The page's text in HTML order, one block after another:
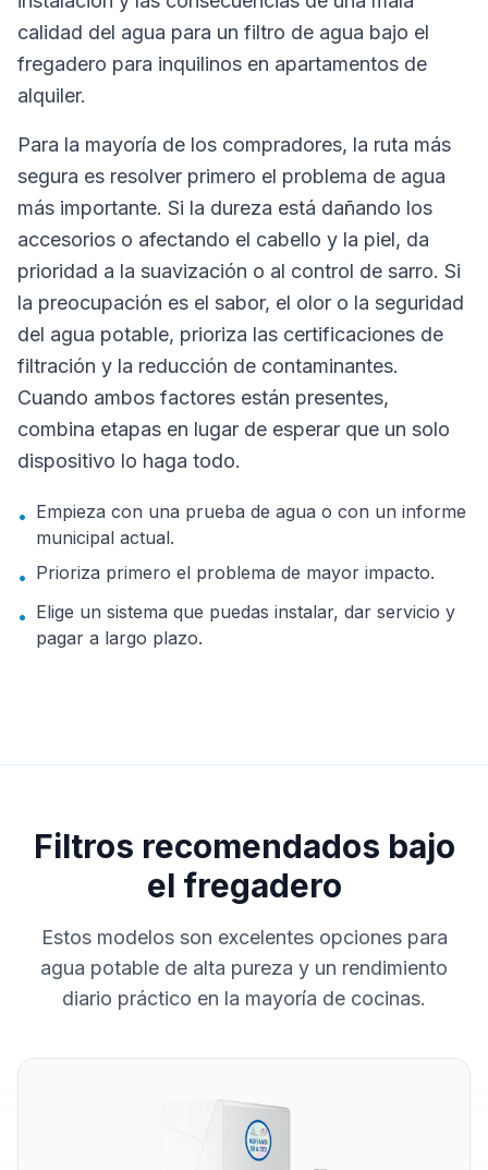
calidad del agua para un filtro de agua bajo el
fregadero para inquilinos en apartamentos de
alquiler.
Para la mayoría de los compradores, la ruta más
segura es resolver primero el problema de agua
más importante. Si la dureza está dañando los
accesorios o afectando el cabello y la piel, da
prioridad a la suavización o al control de sarro. Si
la preocupación es el sabor, el olor o la seguridad
del agua potable, prioriza las certificaciones de
filtración y la reducción de contaminantes.
Cuando ambos factores están presentes,
combina etapas en lugar de esperar que un solo
dispositivo lo haga todo.
• Empieza con una prueba de agua o con un informe
municipal actual.
• Prioriza primero el problema de mayor impacto.
• Elige un sistema que puedas instalar, dar servicio y
pagar a largo plazo.
Filtros recomendados bajo
el fregadero
Estos modelos son excelentes opciones para
agua potable de alta pureza y un rendimiento
diario práctico en la mayoría de cocinas.